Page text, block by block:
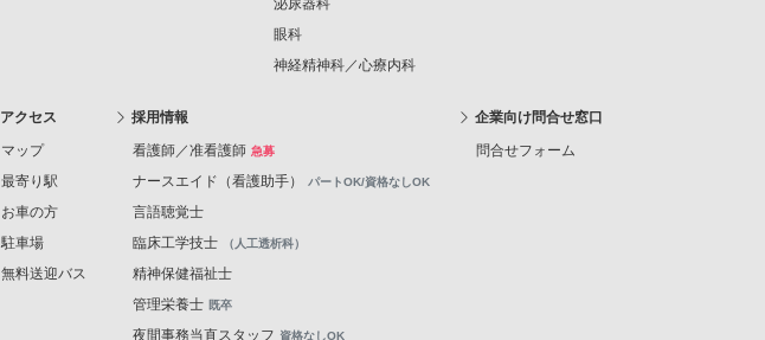
泌尿器科
眼科
神経精神科／心療内科
アクセス
マップ
最寄り駅
お車の方
駐車場
無料送迎バス
採用情報
看護師／准看護師 急募
ナースエイド（看護助手） パートOK/資格なしOK
言語聴覚士
臨床工学技士
（人工透析科）
精神保健福祉士
管理栄養士 既卒
夜間事務当直スタッフ 資格なしOK
企業向け問合せ窓口
問合せフォーム